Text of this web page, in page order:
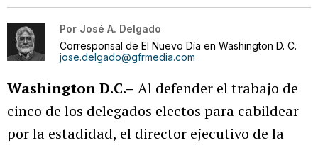
Por José A. Delgado
Corresponsal de El Nuevo Día en Washington D. C.
jose.delgado@gfrmedia.com
Washington D.C.– Al defender el trabajo de
cinco de los delegados electos para cabildear
por la estadidad, el director ejecutivo de la